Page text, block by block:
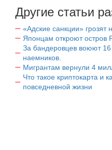
Другие статьи
«Адские санкции»
Японцам откроют остров
За бандеровцев воюют
наемников.
Мигрантам вернули 4
Что такое криптокарта и
повседневной жизни